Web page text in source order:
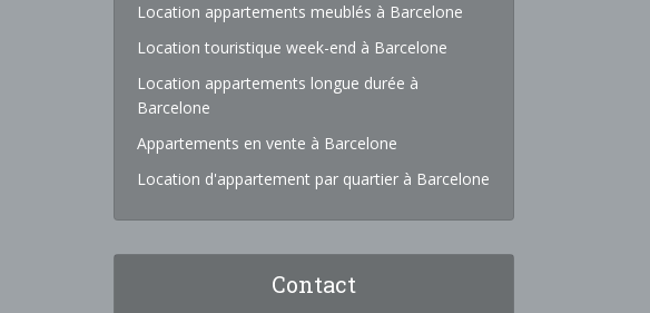
Location appartements meublés à Barcelone
Location touristique week-end à Barcelone
Location appartements longue durée à
Barcelone
Appartements en vente à Barcelone
Location d'appartement par quartier à Barcelone
Contact